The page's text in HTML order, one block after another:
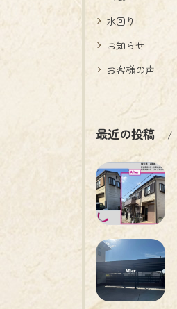
水回り
お知らせ
お客様の声
最近の投稿